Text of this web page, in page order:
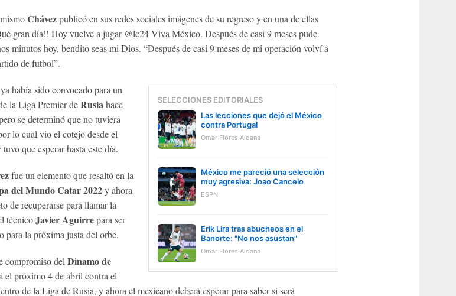
Chávezpublicó en sus redes sociales imágenes de su regreso y en una de ellas
gran día!! Hoy vuelve a jugar @lc24 Viva México. Después de casi 9 meses pude
minutos hoy, bendito seas mi Dios. “Después de casi 9 meses de mi operación volví a
de futbol”.
SELECCIONES EDITORIALES
Las lecciones que dejó el México
contra Portugal
Omar Flores Aldana
México me pareció una selección
muy agresiva: Joao Cancelo
ESPN
Erik Lira tras abucheos en el
Banorte: "No nos asustan"
Omar Flores Aldana
había sido convocado para un
la Liga Premier deRusiahace
se determinó que no tuviera
lo cual vio el cotejo desde el
que esperar hasta este día.
fue un elemento que resaltó en la
del Mundo Catar 2022y ahora
de recuperarse para llamar la
técnicoJavier Aguirrepara ser
para la próxima justa del orbe.
compromiso delDinamo de
el próximo 4 de abril contra el
de la Liga de Rusia, y ahora el mexicano deberá esperar para saber si será